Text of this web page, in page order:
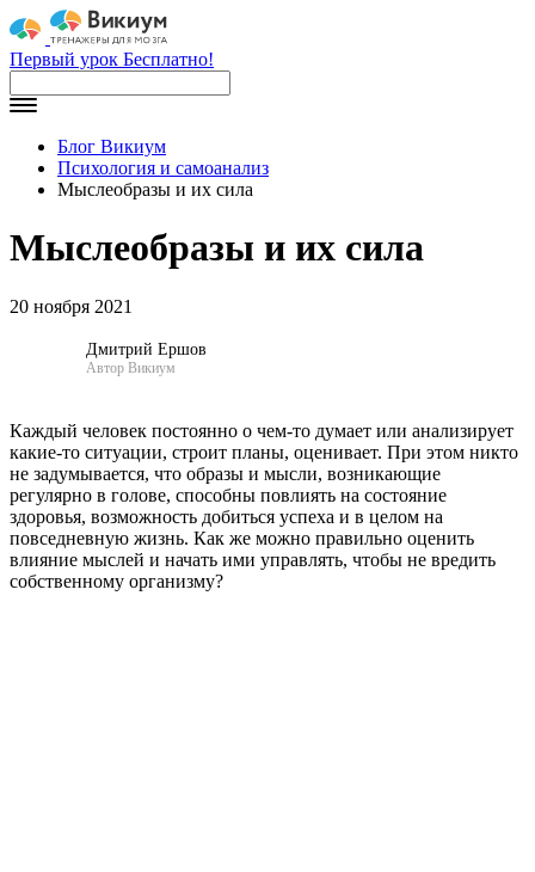
Первый урок Бесплатно!
Блог Викиум
Психология и самоанализ
Мыслеобразы и их сила
Мыслеобразы и их сила
20 ноября 2021
Дмитрий Ершов
Автор Викиум
Каждый человек постоянно о чем-то думает или анализирует
какие-то ситуации, строит планы, оценивает. При этом никто
не задумывается, что образы и мысли, возникающие
регулярно в голове, способны повлиять на состояние
здоровья, возможность добиться успеха и в целом на
повседневную жизнь. Как же можно правильно оценить
влияние мыслей и начать ими управлять, чтобы не вредить
собственному организму?